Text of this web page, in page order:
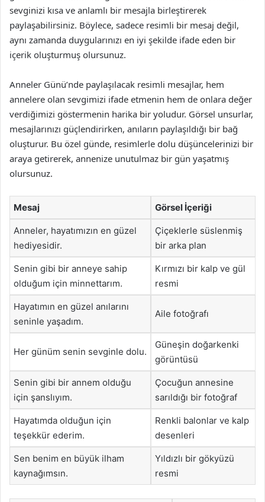
sevginizi kısa ve anlamlı bir mesajla birleştirerek
paylaşabilirsiniz. Böylece, sadece resimli bir mesaj değil,
aynı zamanda duygularınızı en iyi şekilde ifade eden bir
içerik oluşturmuş olursunuz.
Anneler Günü’nde paylaşılacak resimli mesajlar, hem
annelere olan sevgimizi ifade etmenin hem de onlara değer
verdiğimizi göstermenin harika bir yoludur. Görsel unsurlar,
mesajlarınızı güçlendirirken, anıların paylaşıldığı bir bağ
oluşturur. Bu özel günde, resimlerle dolu düşüncelerinizi bir
araya getirerek, annenize unutulmaz bir gün yaşatmış
olursunuz.
Mesaj Görsel İçeriği
Anneler, hayatımızın en güzel
hediyesidir.
Çiçeklerle süslenmiş
bir arka plan
Senin gibi bir anneye sahip
olduğum için minnettarım.
Kırmızı bir kalp ve gül
resmi
Hayatımın en güzel anılarını
seninle yaşadım.
Aile fotoğrafı
Her günüm senin sevginle dolu.
Güneşin doğarkenki
görüntüsü
Senin gibi bir annem olduğu
için şanslıyım.
Çocuğun annesine
sarıldığı bir fotoğraf
Hayatımda olduğun için
teşekkür ederim.
Renkli balonlar ve kalp
desenleri
Sen benim en büyük ilham
kaynağımsın.
Yıldızlı bir gökyüzü
resmi